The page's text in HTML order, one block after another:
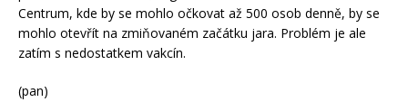
Centrum, kde by se mohlo očkovat až 500 osob denně, by se
mohlo otevřít na zmiňovaném začátku jara. Problém je ale
zatím s nedostatkem vakcín.
(pan)